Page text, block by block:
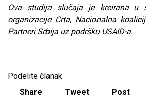
Ova studija slučaja je kreirana u
organizacije Crta, Nacionalna
Partneri Srbija uz podršku USAID-a.
Podelite članak
Share
Tweet Post